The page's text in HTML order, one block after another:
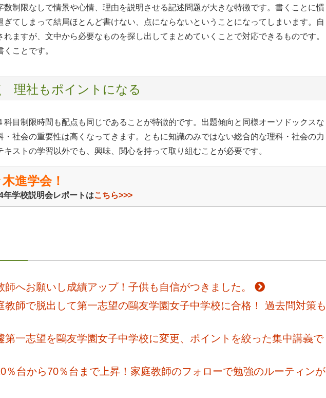
数制限なしで情景や心情、理由を説明させる記述問題が大きな特徴です。書くことに慣
ぎてしまって結局ほとんど書けない、点にならないということになってしまいます。自
ますが、文中から必要なものを探し出してまとめていくことで対応できるものです。
ことです。
理社もポイントになる
科目制限時間も配点も同じであることが特徴的です。出題傾向と同様オーソドックスな
・社会の重要性は高くなってきます。ともに知識のみではない総合的な理科・社会の力
ストの学習以外でも、興味、関心を持って取り組むことが必要です。
進学会！
年学校説明会レポートはこちら>>>
師へお願いし成績アップ！子供も自信がつきました。
教師で脱出して第一志望の鷗友学園女子中学校に合格！ 過去問対策も
第一志望を鷗友学園女子中学校に変更、ポイントを絞った集中講義で
％台から70％台まで上昇！家庭教師のフォローで勉強のルーティンが